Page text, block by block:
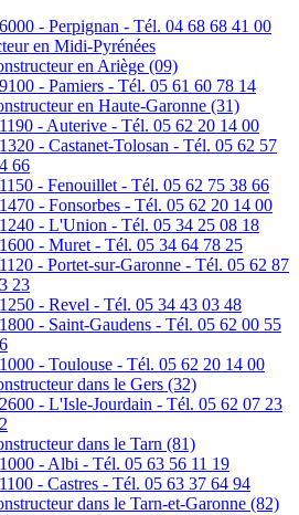
- Perpignan - Tél. 04 68 68 41 00
en Midi-Pyrénées
en Ariège (09)
- Pamiers - Tél. 05 61 60 78 14
en Haute-Garonne (31)
- Auterive - Tél. 05 62 20 14 00
- Castanet-Tolosan - Tél. 05 62 57
66
- Fenouillet - Tél. 05 62 75 38 66
- Fonsorbes - Tél. 05 62 20 14 00
- L'Union - Tél. 05 34 25 08 18
- Muret - Tél. 05 34 64 78 25
- Portet-sur-Garonne - Tél. 05 62 87
23
- Revel - Tél. 05 34 43 03 48
- Saint-Gaudens - Tél. 05 62 00 55
- Toulouse - Tél. 05 62 20 14 00
dans le Gers (32)
- L'Isle-Jourdain - Tél. 05 62 07 23
dans le Tarn (81)
- Albi - Tél. 05 63 56 11 19
- Castres - Tél. 05 63 37 64 94
dans le Tarn-et-Garonne (82)